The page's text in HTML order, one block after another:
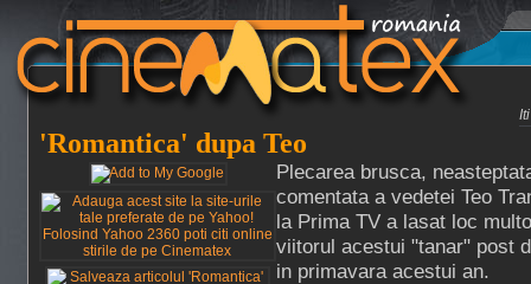
'Romantica' dupa Teo
Plecarea brusca,
comentata a vedetei Teo
la Prima TV a lasat loc
viitorul acestui "tanar" post
in primavara acestui an.